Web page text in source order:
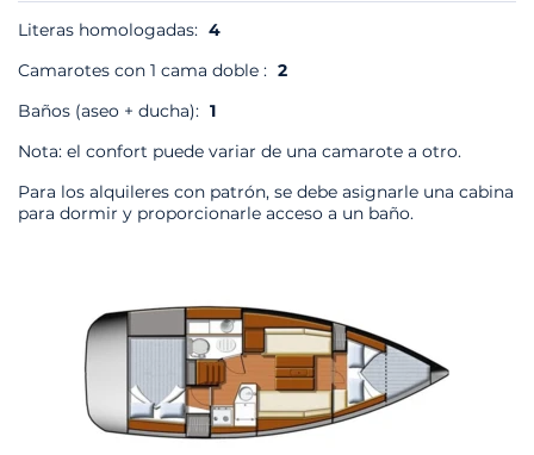
Literas homologadas: 4
Camarotes con 1 cama doble : 2
Baños (aseo + ducha): 1
Nota: el confort puede variar de una camarote a otro.
Para los alquileres con patrón, se debe asignarle una cabina
para dormir y proporcionarle acceso a un baño.